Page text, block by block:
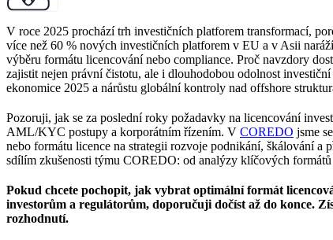
V roce 2025 prochází trh investičních platforem transformací,
více než 60 % nových investičních platforem v EU a v Asii
výběru formátu licencování nebo compliance. Proč navzdory
zajistit nejen právní čistotu, ale i dlouhodobou odolnost
ekonomice 2025 a nárůstu globální kontroly nad offshore
Pozoruji, jak se za poslední roky požadavky na licencování
AML/KYC postupy a korporátním řízením. V COREDO jsme
nebo formátu licence na strategii rozvoje podnikání, škálování
sdílím zkušenosti týmu COREDO: od analýzy klíčových
Pokud chcete pochopit, jak vybrat optimální formát
investorům a regulátorům, doporučuji dočíst až do konce.
rozhodnutí.